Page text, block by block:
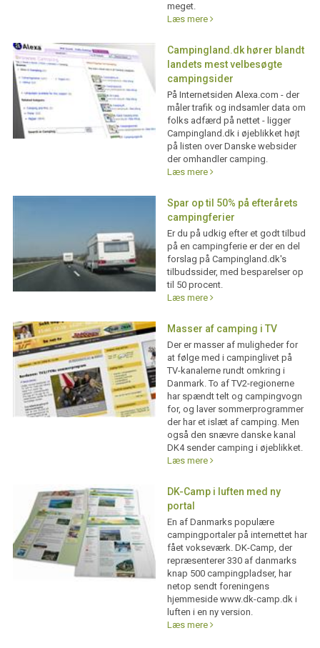
meget.
Læs mere
Campingland.dk hører blandt
landets mest velbesøgte
campingsider
På Internetsiden Alexa.com - der
måler trafik og indsamler data om
folks adfærd på nettet - ligger
Campingland.dk i øjeblikket højt
på listen over Danske websider
der omhandler camping.
Læs mere
Spar op til 50% på efterårets
campingferier
Er du på udkig efter et godt tilbud
på en campingferie er der en del
forslag på Campingland.dk's
tilbudssider, med besparelser op
til 50 procent.
Læs mere
Masser af camping i TV
Der er masser af muligheder for
at følge med i campinglivet på
TV-kanalerne rundt omkring i
Danmark. To af TV2-regionerne
har spændt telt og campingvogn
for, og laver sommerprogrammer
der har et islæt af camping. Men
også den snævre danske kanal
DK4 sender camping i øjeblikket.
Læs mere
DK-Camp i luften med ny
portal
En af Danmarks populære
campingportaler på internettet har
fået vokseværk. DK-Camp, der
repræsenterer 330 af danmarks
knap 500 campingpladser, har
netop sendt foreningens
hjemmeside www.dk-camp.dk i
luften i en ny version.
Læs mere